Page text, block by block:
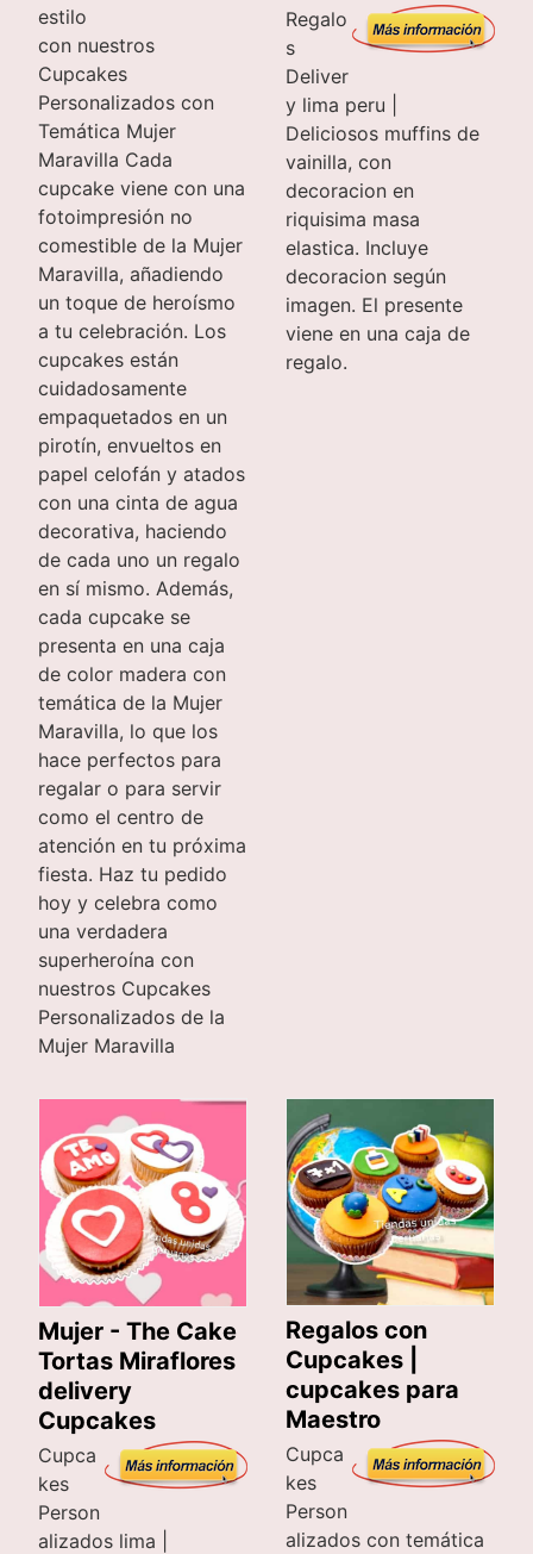
estilo
con nuestros
Cupcakes
Personalizados con
Temática Mujer
Maravilla Cada
cupcake viene con una
fotoimpresión no
comestible de la Mujer
Maravilla, añadiendo
un toque de heroísmo
a tu celebración. Los
cupcakes están
cuidadosamente
empaquetados en un
pirotín, envueltos en
papel celofán y atados
con una cinta de agua
decorativa, haciendo
de cada uno un regalo
en sí mismo. Además,
cada cupcake se
presenta en una caja
de color madera con
temática de la Mujer
Maravilla, lo que los
hace perfectos para
regalar o para servir
como el centro de
atención en tu próxima
fiesta. Haz tu pedido
hoy y celebra como
una verdadera
superheroína con
nuestros Cupcakes
Personalizados de la
Mujer Maravilla
Regalo
s
Deliver
y lima peru |
Deliciosos muffins de
vainilla, con
decoracion en
riquisima masa
elastica. Incluye
decoracion según
imagen. El presente
viene en una caja de
regalo.
Mujer - The Cake
Tortas Miraflores
delivery
Cupcakes
Cupca
kes
Person
alizados lima |
Regalos con
Cupcakes |
cupcakes para
Maestro
Cupca
kes
Person
alizados con temática